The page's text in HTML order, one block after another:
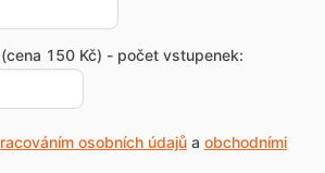
150 Kč) - počet vstupenek:
osobních údajůa obchodními